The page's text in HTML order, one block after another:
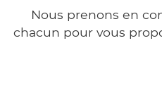
Nous prenons en
chacun pour vous